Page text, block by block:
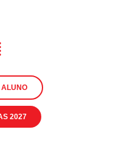
ALUNO
2027